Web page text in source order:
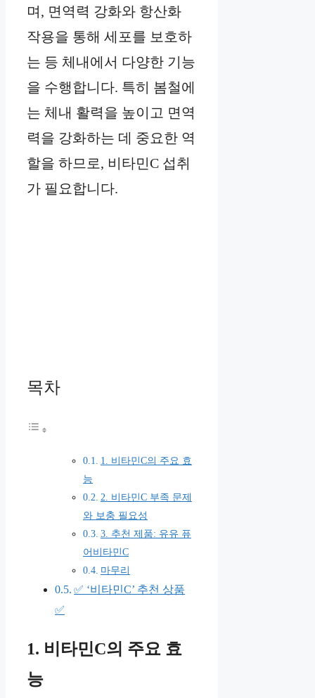
며, 면역력 강화와 항산화
작용을 통해 세포를 보호하
는 등 체내에서 다양한 기능
을 수행합니다. 특히 봄철에
는 체내 활력을 높이고 면역
력을 강화하는 데 중요한 역
할을 하므로, 비타민C 섭취
가 필요합니다.
목차
1. 비타민C의 주요 효
능
2. 비타민C 부족 문제
와 보충 필요성
3. 추천 제품: 유유 퓨
어비타민C
마무리
✅ ‘비타민C’ 추천 상품
✅
1. 비타민C의 주요 효
능